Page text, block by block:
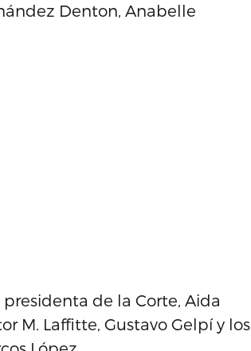
Denton, Anabelle
de la Corte, Aida
M. Laffitte, Gustavo Gelpí y los